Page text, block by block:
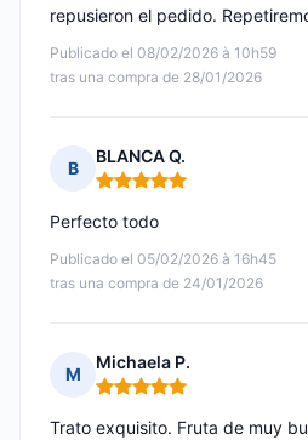
Publicado el 08/02/2026 à 10h59
tras una compra de 28/01/2026
repusieron el pedido.
B
BLANCA Q.
Nota: 5 de 5
Publicado el 05/02/2026 à 16h45
tras una compra de 24/01/2026
Perfecto todo
M
Michaela P.
Nota: 5 de 5
Trato exquisito. Fruta de muy